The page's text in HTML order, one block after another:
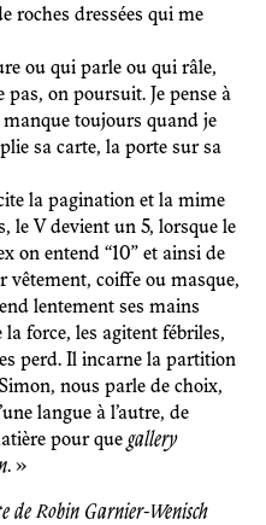
roches dressées qui me
ou qui parle ou qui râle,
pas, on poursuit. Je pense à
manque toujours quand je
sa carte, la porte sur sa
la pagination et la mime
le V devient un 5, lorsque le
on entend “10” et ainsi de
vêtement, coiffe ou masque,
lentement ses mains
force, les agitent fébriles,
perd. Il incarne la partition
nous parle de choix,
langue à l’autre, de
pour que gallery
. »
de Robin Garnier-Wenisch